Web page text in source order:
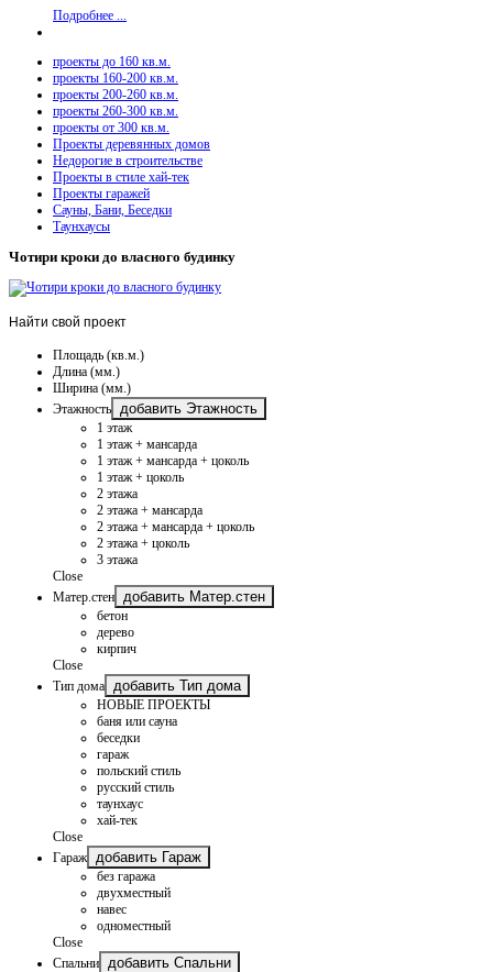
Подробнее ...
проекты до 160 кв.м.
проекты 160-200 кв.м.
проекты 200-260 кв.м.
проекты 260-300 кв.м.
проекты от 300 кв.м.
Проекты деревянных домов
Недорогие в строительстве
Проекты в стиле хай-тек
Проекты гаражей
Сауны, Бани, Беседки
Таунхаусы
Чотири кроки до власного будинку
Найти свой проект
Площадь (кв.м.)
Длина (мм.)
Ширина (мм.)
Этажность
добавить Этажность
1 этаж
1 этаж + мансарда
1 этаж + мансарда + цоколь
1 этаж + цоколь
2 этажа
2 этажа + мансарда
2 этажа + мансарда + цоколь
2 этажа + цоколь
3 этажа
Close
Матер.стен
добавить Матер.стен
бетон
дерево
кирпич
Close
Тип дома
добавить Тип дома
НОВЫЕ ПРОЕКТЫ
баня или сауна
беседки
гараж
польский стиль
русский стиль
таунхаус
хай-тек
Close
Гараж
добавить Гараж
без гаража
двухместный
навес
одноместный
Close
Спальни
добавить Спальни